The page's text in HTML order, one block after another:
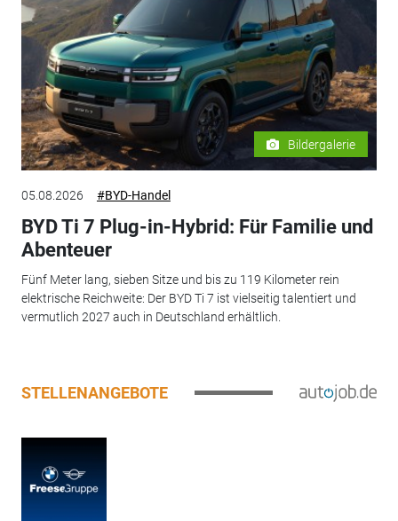
Bildergalerie
05.08.2026 #BYD-Handel
BYD Ti 7 Plug-in-Hybrid: Für Familie und
Abenteuer
Fünf Meter lang, sieben Sitze und bis zu 119 Kilometer rein
elektrische Reichweite: Der BYD Ti 7 ist vielseitig talentiert und
vermutlich 2027 auch in Deutschland erhältlich.
STELLENANGEBOTE